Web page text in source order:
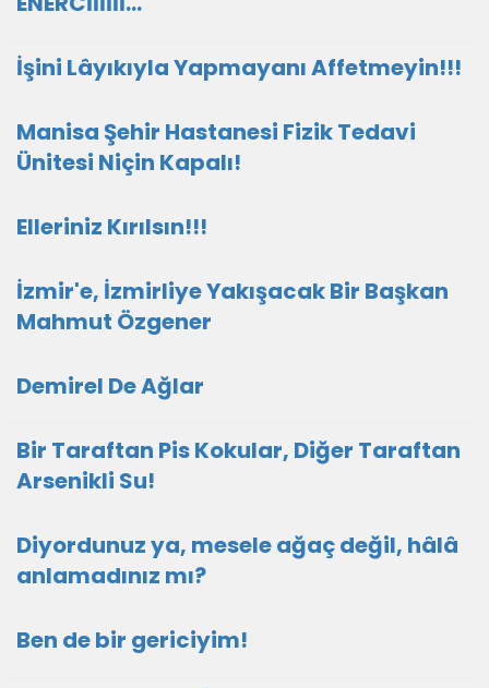
İşini Lâyıkıyla Yapmayanı Affetmeyin!!!
Manisa Şehir Hastanesi Fizik Tedavi
Ünitesi Niçin Kapalı!
Elleriniz Kırılsın!!!
İzmir'e, İzmirliye Yakışacak Bir Başkan
Mahmut Özgener
Demirel De Ağlar
Bir Taraftan Pis Kokular, Diğer Taraftan
Arsenikli Su!
Diyordunuz ya, mesele ağaç değil, hâlâ
anlamadınız mı?
Ben de bir gericiyim!